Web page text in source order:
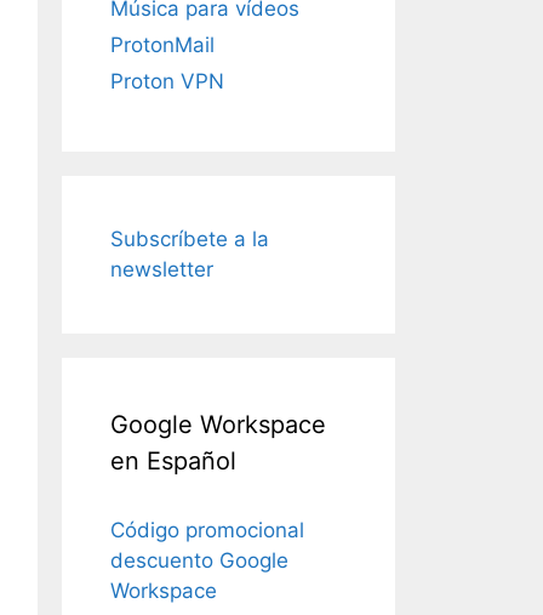
Música para vídeos
ProtonMail
Proton VPN
Subscríbete a la
newsletter
Google Workspace
en Español
Código promocional
descuento Google
Workspace